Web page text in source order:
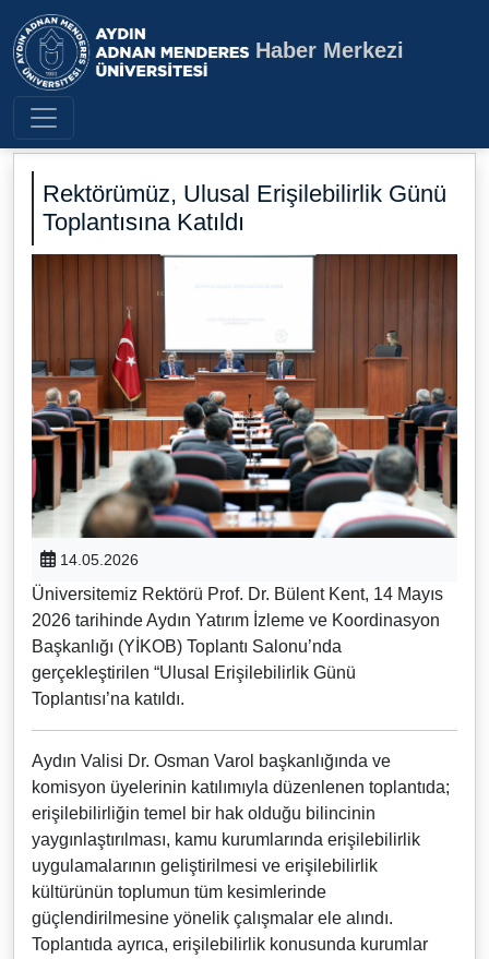
Aydın Adnan Menderes
Haber Merkezi
Rektörümüz, Ulusal Erişilebilirlik Günü
Toplantısına Katıldı
14.05.2026
Üniversitemiz Rektörü Prof. Dr. Bülent Kent, 14 Mayıs
2026 tarihinde Aydın Yatırım İzleme ve Koordinasyon
Başkanlığı (YİKOB) Toplantı Salonu’nda
gerçekleştirilen “Ulusal Erişilebilirlik Günü
Toplantısı’na katıldı.
Aydın Valisi Dr. Osman Varol başkanlığında ve
komisyon üyelerinin katılımıyla düzenlenen toplantıda;
erişilebilirliğin temel bir hak olduğu bilincinin
yaygınlaştırılması, kamu kurumlarında erişilebilirlik
uygulamalarının geliştirilmesi ve erişilebilirlik
kültürünün toplumun tüm kesimlerinde
güçlendirilmesine yönelik çalışmalar ele alındı.
Toplantıda ayrıca, erişilebilirlik konusunda kurumlar